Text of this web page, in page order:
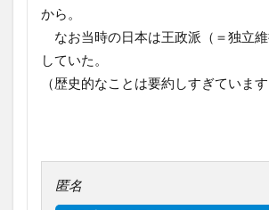
から。
なお当時の日本は王政派（＝独立
していた。
（歴史的なことは要約しすぎています
匿名